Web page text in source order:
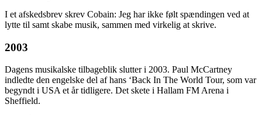
I et afskedsbrev skrev Cobain: Jeg har ikke følt spændingen ved at
lytte til samt skabe musik, sammen med virkelig at skrive.
2003
Dagens musikalske tilbageblik slutter i 2003. Paul McCartney
indledte den engelske del af hans ‘Back In The World Tour, som var
begyndt i USA et år tidligere. Det skete i Hallam FM Arena i
Sheffield.